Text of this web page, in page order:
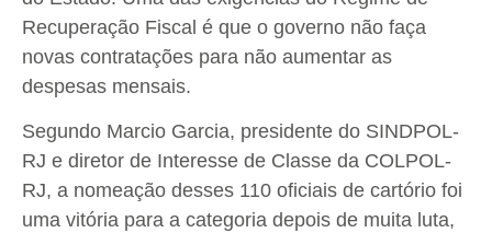
Recuperação Fiscal é que o governo não faça
novas contratações para não aumentar as
despesas mensais.
Segundo Marcio Garcia, presidente do SINDPOL-
RJ e diretor de Interesse de Classe da COLPOL-
RJ, a nomeação desses 110 oficiais de cartório foi
uma vitória para a categoria depois de muita luta,